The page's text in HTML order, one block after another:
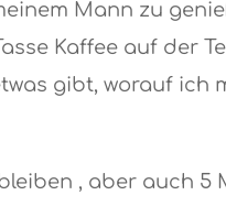
Mann zu
Kaffee auf der
gibt, worauf ich
, aber auch